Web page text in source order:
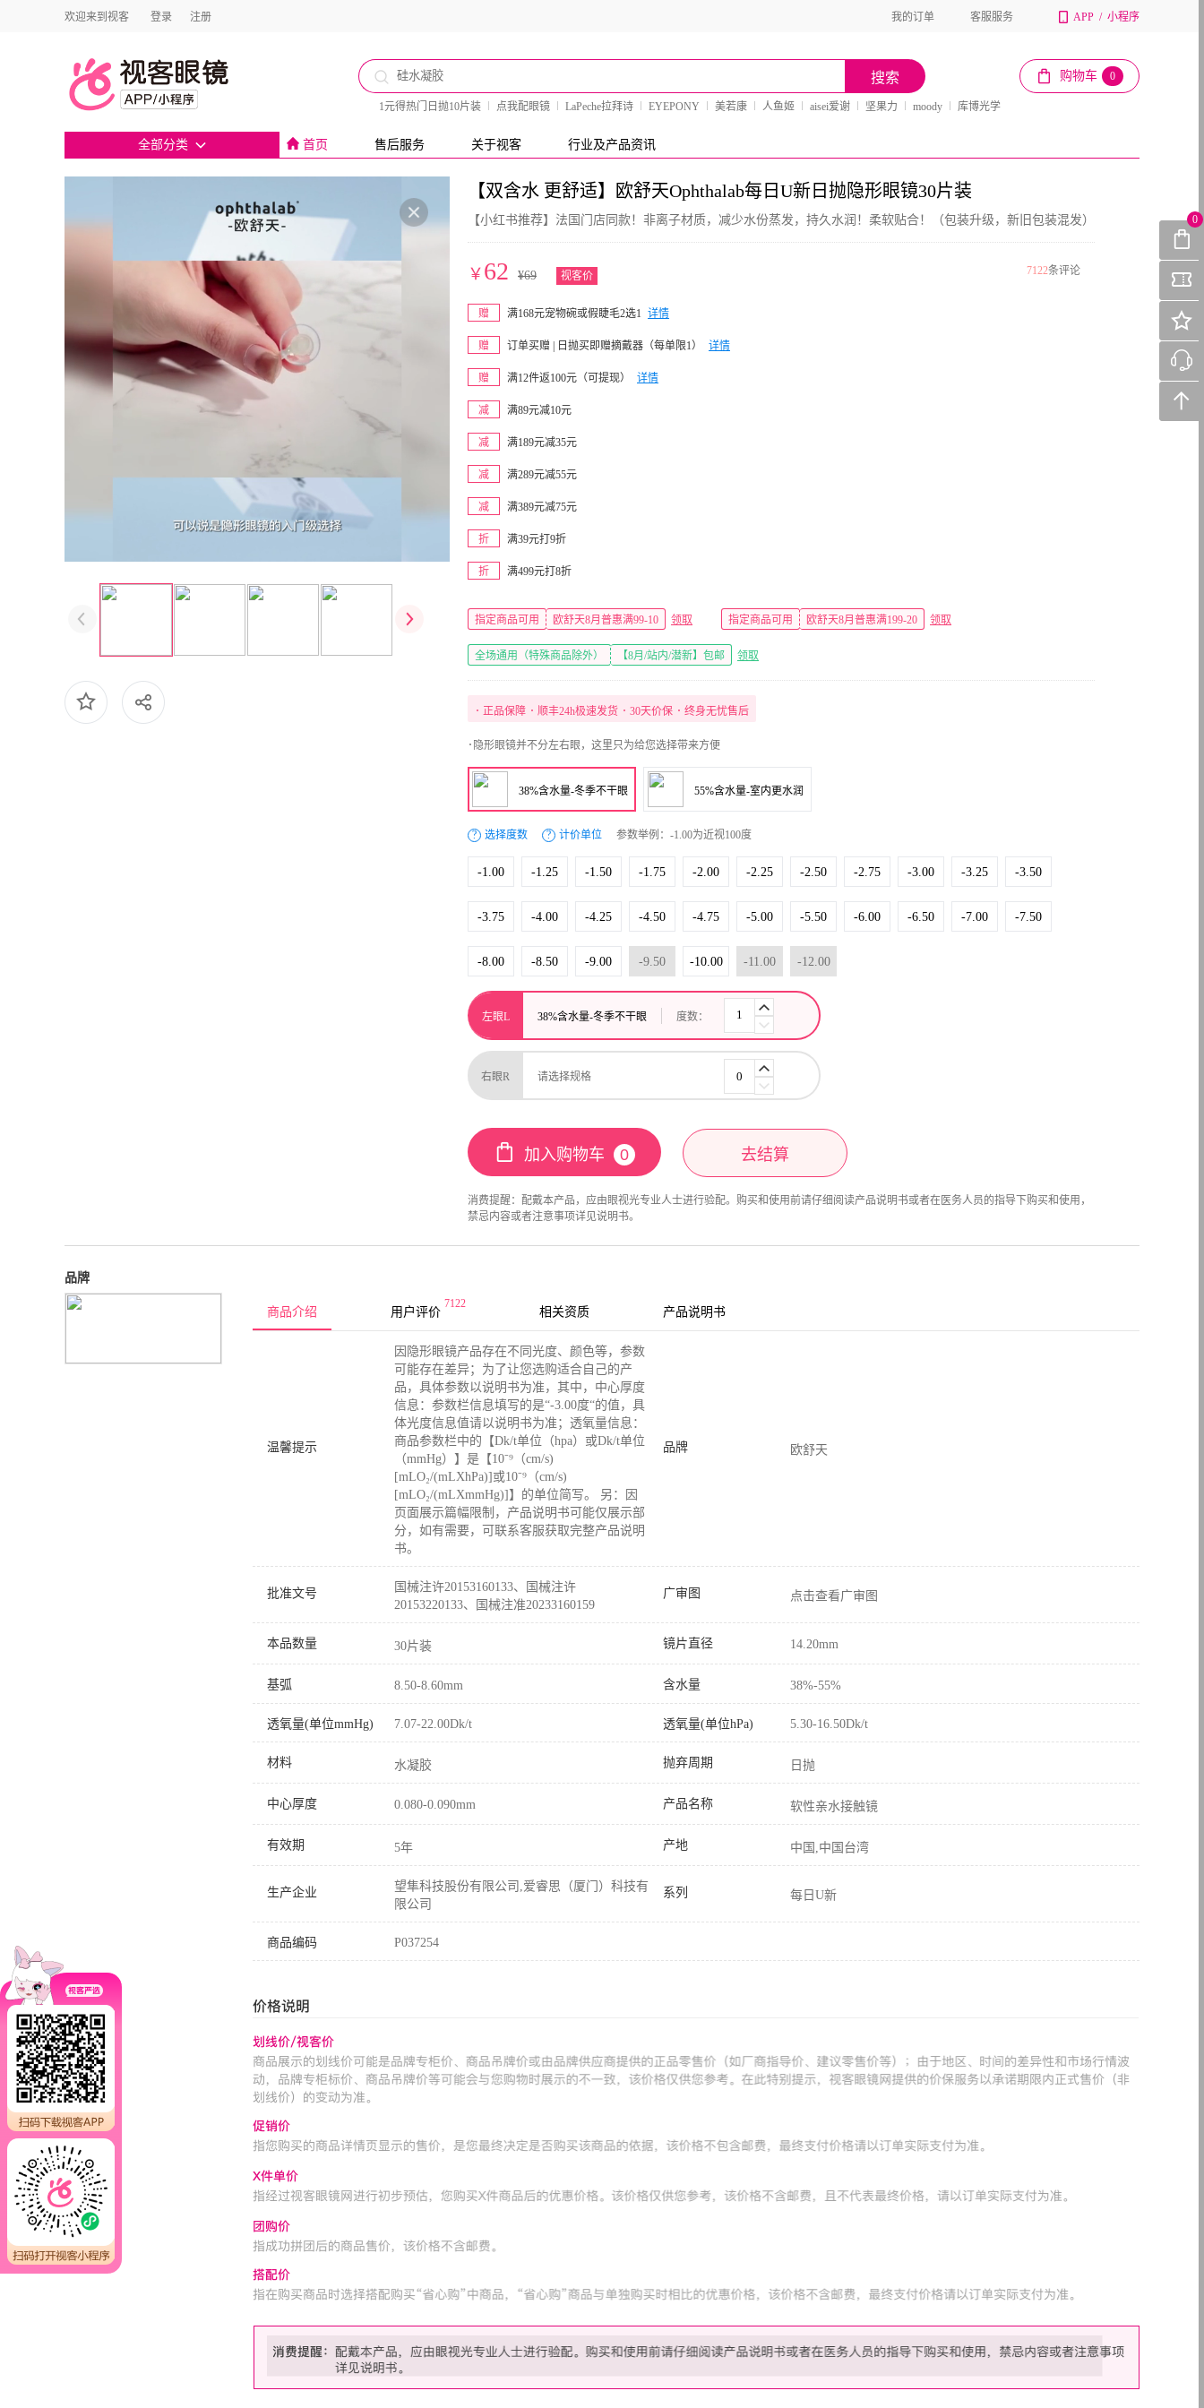
欢迎来到视客 登录 注册 我的订单 客服服务 APP / 小程序
搜索
1元得热门日抛10片装 点我配眼镜 LaPeche拉拜诗 EYEPONY 美若康 人鱼姬 aisei爱谢 坚果力 moody 库博光学
购物车 0
全部分类 首页 售后服务 关于视客 行业及产品资讯
0
【双含水 更舒适】欧舒天Ophthalab每日U新日抛隐形眼镜30片装
【小红书推荐】法国门店同款！非离子材质，减少水份蒸发，持久水润！柔软贴合！（包装升级，新旧包装混发）
￥ 62 ¥69 视客价 7122条评论
赠 满168元宠物碗或假睫毛2选1 详情
赠 订单买赠 | 日抛买即赠摘戴器（每单限1） 详情
赠 满12件返100元（可提现） 详情
减 满89元减10元
减 满189元减35元
减 满289元减55元
减 满389元减75元
折 满39元打9折
折 满499元打8折
指定商品可用 欧舒天8月普惠满99-10 领取 指定商品可用 欧舒天8月普惠满199-20 领取
全场通用（特殊商品除外） 【8月/站内/潜新】包邮 领取
･ 正品保障 ･ 顺丰24h极速发货 ･ 30天价保 ･ 终身无忧售后
･隐形眼镜并不分左右眼，这里只为给您选择带来方便
38%含水量-冬季不干眼 55%含水量-室内更水润
? 选择度数 ? 计价单位 参数举例：-1.00为近视100度
-1.00 -1.25 -1.50 -1.75 -2.00 -2.25 -2.50 -2.75 -3.00 -3.25 -3.50
-3.75 -4.00 -4.25 -4.50 -4.75 -5.00 -5.50 -6.00 -6.50 -7.00 -7.50
-8.00 -8.50 -9.00 -9.50 -10.00 -11.00 -12.00
左眼L 38%含水量-冬季不干眼 度数：
右眼R 请选择规格
加入购物车 0 去结算
消费提醒： 配戴本产品，应由眼视光专业人士进行验配。购买和使用前请仔细阅读产品说明书或者在医务人员的指导下购买和使用，
禁忌内容或者注意事项详见说明书。
品牌
商品介绍 用户评价
7122
相关资质 产品说明书
温馨提示
因隐形眼镜产品存在不同光度、颜色等，参数
可能存在差异；为了让您选购适合自己的产
品，具体参数以说明书为准，其中，中心厚度
信息：参数栏信息填写的是“-3.00度“的值，具
体光度信息值请以说明书为准；透氧量信息：
商品参数栏中的【Dk/t单位（hpa）或Dk/t单位
（mmHg）】是【10⁻⁹（cm/s)
[mLO₂/(mLXhPa)]或10⁻⁹（cm/s)
[mLO₂/(mLXmmHg)]】的单位简写。 另：因
页面展示篇幅限制，产品说明书可能仅展示部
分，如有需要，可联系客服获取完整产品说明
书。
品牌 欧舒天
批准文号
国械注许20153160133、国械注许
20153220133、国械注准20233160159
广审图 点击查看广审图
本品数量 30片装 镜片直径 14.20mm
基弧 8.50-8.60mm 含水量 38%-55%
透氧量(单位mmHg) 7.07-22.00Dk/t 透氧量(单位hPa) 5.30-16.50Dk/t
材料 水凝胶 抛弃周期 日抛
中心厚度 0.080-0.090mm 产品名称 软性亲水接触镜
有效期 5年 产地 中国,中国台湾
生产企业
望隼科技股份有限公司,爱睿思（厦门）科技有
限公司
系列 每日U新
商品编码 P037254